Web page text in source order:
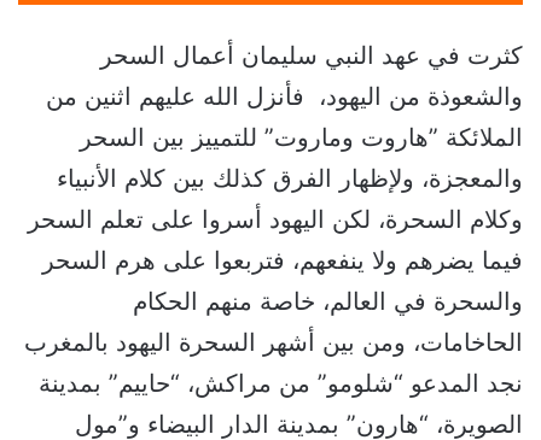
كثرت في عهد النبي سليمان أعمال السحر
والشعوذة من اليهود، فأنزل الله عليهم اثنين من
الملائكة ”هاروت وماروت” للتمييز بين السحر
والمعجزة، ولإظهار الفرق كذلك بين كلام الأنبياء
وكلام السحرة، لكن اليهود أسروا على تعلم السحر
فيما يضرهم ولا ينفعهم، فتربعوا على هرم السحر
والسحرة في العالم، خاصة منهم الحكام
الحاخامات، ومن بين أشهر السحرة اليهود بالمغرب
نجد المدعو “شلومو” من مراكش، “حاييم” بمدينة
الصويرة، “هارون” بمدينة الدار البيضاء و”مول